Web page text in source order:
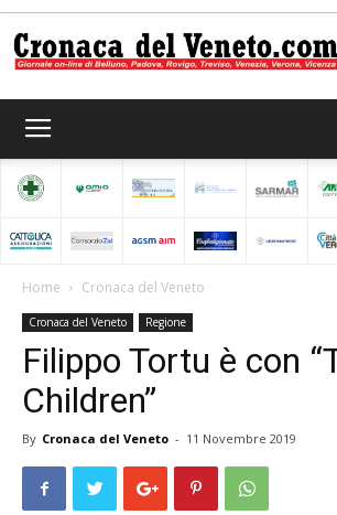
del
Home Cronaca del Veneto
Cronaca del Veneto Regione
Filippo Tortu è con
Children”
By Cronaca del Veneto - 11 Novembre 2019